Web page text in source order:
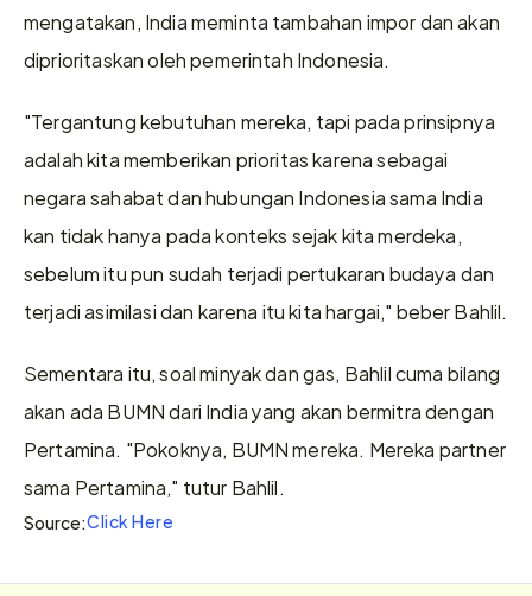
mengatakan, India meminta tambahan impor dan akan
diprioritaskan oleh pemerintah Indonesia.
"Tergantung kebutuhan mereka, tapi pada prinsipnya
adalah kita memberikan prioritas karena sebagai
negara sahabat dan hubungan Indonesia sama India
kan tidak hanya pada konteks sejak kita merdeka,
sebelum itu pun sudah terjadi pertukaran budaya dan
terjadi asimilasi dan karena itu kita hargai," beber Bahlil.
Sementara itu, soal minyak dan gas, Bahlil cuma bilang
akan ada BUMN dari India yang akan bermitra dengan
Pertamina. "Pokoknya, BUMN mereka. Mereka partner
sama Pertamina," tutur Bahlil.
Source:Click Here